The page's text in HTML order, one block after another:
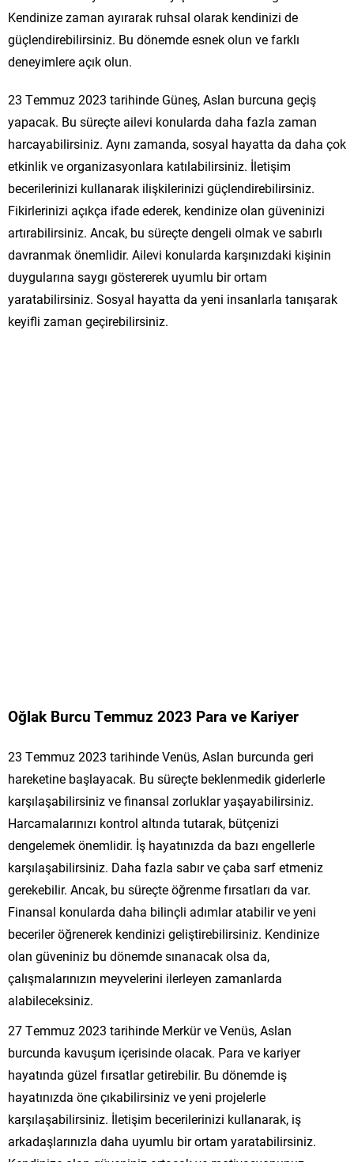
Kendinize zaman ayırarak ruhsal olarak kendinizi de
güçlendirebilirsiniz. Bu dönemde esnek olun ve farklı
deneyimlere açık olun.
23 Temmuz 2023 tarihinde Güneş, Aslan burcuna geçiş
yapacak. Bu süreçte ailevi konularda daha fazla zaman
harcayabilirsiniz. Aynı zamanda, sosyal hayatta da daha çok
etkinlik ve organizasyonlara katılabilirsiniz. İletişim
becerilerinizi kullanarak ilişkilerinizi güçlendirebilirsiniz.
Fikirlerinizi açıkça ifade ederek, kendinize olan güveninizi
artırabilirsiniz. Ancak, bu süreçte dengeli olmak ve sabırlı
davranmak önemlidir. Ailevi konularda karşınızdaki kişinin
duygularına saygı göstererek uyumlu bir ortam
yaratabilirsiniz. Sosyal hayatta da yeni insanlarla tanışarak
keyifli zaman geçirebilirsiniz.
Oğlak Burcu Temmuz 2023 Para ve Kariyer
23 Temmuz 2023 tarihinde Venüs, Aslan burcunda geri
hareketine başlayacak. Bu süreçte beklenmedik giderlerle
karşılaşabilirsiniz ve finansal zorluklar yaşayabilirsiniz.
Harcamalarınızı kontrol altında tutarak, bütçenizi
dengelemek önemlidir. İş hayatınızda da bazı engellerle
karşılaşabilirsiniz. Daha fazla sabır ve çaba sarf etmeniz
gerekebilir. Ancak, bu süreçte öğrenme fırsatları da var.
Finansal konularda daha bilinçli adımlar atabilir ve yeni
beceriler öğrenerek kendinizi geliştirebilirsiniz. Kendinize
olan güveniniz bu dönemde sınanacak olsa da,
çalışmalarınızın meyvelerini ilerleyen zamanlarda
alabileceksiniz.
27 Temmuz 2023 tarihinde Merkür ve Venüs, Aslan
burcunda kavuşum içerisinde olacak. Para ve kariyer
hayatında güzel fırsatlar getirebilir. Bu dönemde iş
hayatınızda öne çıkabilirsiniz ve yeni projelerle
karşılaşabilirsiniz. İletişim becerilerinizi kullanarak, iş
arkadaşlarınızla daha uyumlu bir ortam yaratabilirsiniz.